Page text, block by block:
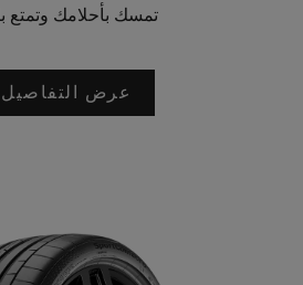
تمسك بأحلامك وتمتع
عرض التفاصيل